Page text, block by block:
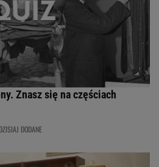
Znasz się na częściach
DODANE